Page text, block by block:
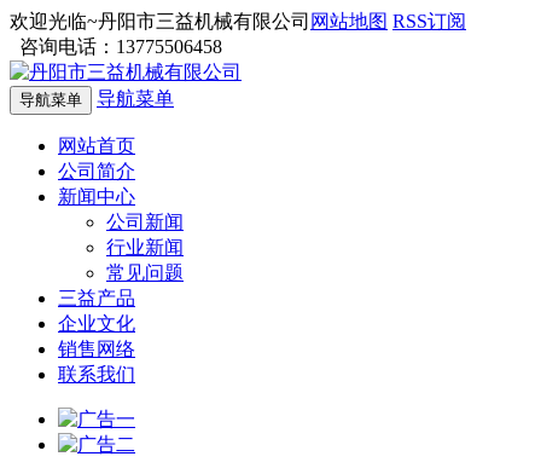
欢迎光临~丹阳市三益机械有限公司 网站地图 RSS订阅
咨询电话：13775506458
导航菜单 导航菜单
网站首页
公司简介
新闻中心
公司新闻
行业新闻
常见问题
三益产品
企业文化
销售网络
联系我们